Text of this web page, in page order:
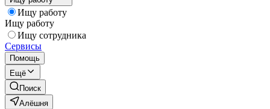
Ищу работу
Ищу работу
Ищу сотрудника
Сервисы
Помощь
Ещё
Поиск
Алёшня